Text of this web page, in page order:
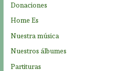
:
Donaciones
Home Es
Nuestra música
Nuestros álbumes
Partituras